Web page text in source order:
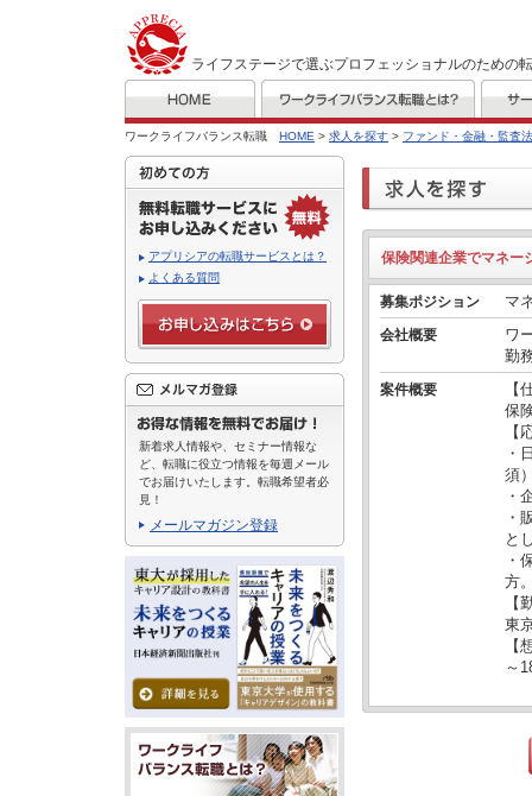
ライフステージで選ぶプロフェッショナルのための
ワークライフバランス転職 HOME > 求人を探す > ファンド・金融・監査
アプリシアの転職サービスとは？
よくある質問
新着求人情報や、セミナー情報な
ど、転職に役立つ情報を毎週メール
でお届けいたします。転職希望者必
見！
メールマガジン登録
保険関連企業でマネー
募集ポジション マ
会社概要
ワ
勤
案件概要
【
保
【
・
須
・
・
と
・
方
【
東
【
～